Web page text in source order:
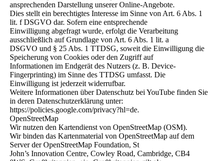
ansprechenden Darstellung unserer Online-Angebote.
Dies stellt ein berechtigtes Interesse im Sinne von Art. 6 Abs. 1
lit. f DSGVO dar. Sofern eine entsprechende
Einwilligung abgefragt wurde, erfolgt die Verarbeitung
ausschließlich auf Grundlage von Art. 6 Abs. 1 lit. a
DSGVO und § 25 Abs. 1 TTDSG, soweit die Einwilligung die
Speicherung von Cookies oder den Zugriff auf
Informationen im Endgerät des Nutzers (z. B. Device-
Fingerprinting) im Sinne des TTDSG umfasst. Die
Einwilligung ist jederzeit widerrufbar.
Weitere Informationen über Datenschutz bei YouTube finden Sie
in deren Datenschutzerklärung unter:
https://policies.google.com/privacy?hl=de.
OpenStreetMap
Wir nutzen den Kartendienst von OpenStreetMap (OSM).
Wir binden das Kartenmaterial von OpenStreetMap auf dem
Server der OpenStreetMap Foundation, St
John’s Innovation Centre, Cowley Road, Cambridge, CB4